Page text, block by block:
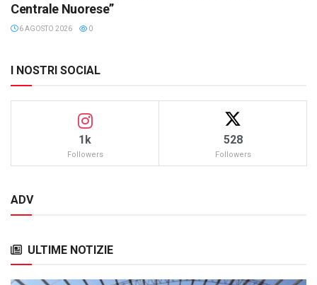
Centrale Nuorese”
6 AGOSTO 2026 0
I NOSTRI SOCIAL
1k
Followers
528
Followers
ADV
ULTIME NOTIZIE